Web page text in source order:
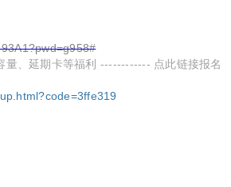
量、延期卡等福利 ------------ 点此链接报名